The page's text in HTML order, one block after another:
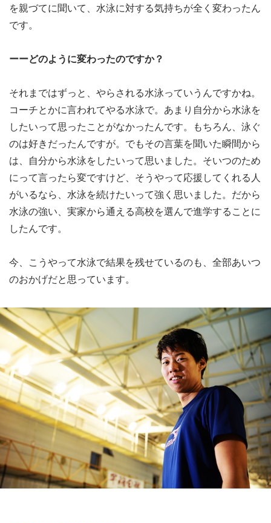
を親づてに聞いて、水泳に対する気持ちが全く変わったん
です。
ーーどのように変わったのですか？
それまではずっと、やらされる水泳っていうんですかね。
コーチとかに言われてやる水泳で。あまり自分から水泳を
したいって思ったことがなかったんです。もちろん、泳ぐ
のは好きだったんですが。でもその言葉を聞いた瞬間から
は、自分から水泳をしたいって思いました。そいつのため
にって言ったら変ですけど、そうやって応援してくれる人
がいるなら、水泳を続けたいって強く思いました。だから
水泳の強い、実家から通える高校を選んで進学することに
したんです。
今、こうやって水泳で結果を残せているのも、全部あいつ
のおかげだと思っています。